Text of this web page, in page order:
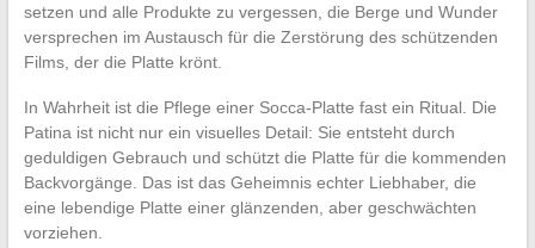
setzen und alle Produkte zu vergessen, die Berge und Wunder
versprechen im Austausch für die Zerstörung des schützenden
Films, der die Platte krönt.
In Wahrheit ist die Pflege einer Socca-Platte fast ein Ritual. Die
Patina ist nicht nur ein visuelles Detail: Sie entsteht durch
geduldigen Gebrauch und schützt die Platte für die kommenden
Backvorgänge. Das ist das Geheimnis echter Liebhaber, die
eine lebendige Platte einer glänzenden, aber geschwächten
vorziehen.